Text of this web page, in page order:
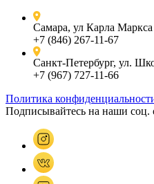
Самара, ул Карла
+7 (846) 267-11-67
Санкт-Петербург, ул.
+7 (967) 727-11-66
Политика
Подписывайтесь на наши соц.